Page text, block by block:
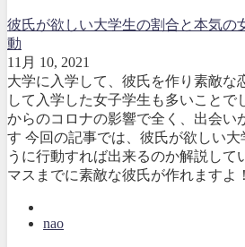
彼氏が欲しい大学生の割合と本気の
動
11月 10, 2021
大学に入学して、彼氏を作り素敵な
して入学した女子学生も多いことで
からのコロナの影響で全く、出会い
す 今回の記事では、彼氏が欲しい大
うに行動すれば出来るのか解説して
マスまでに素敵な彼氏が作れますよ
nao